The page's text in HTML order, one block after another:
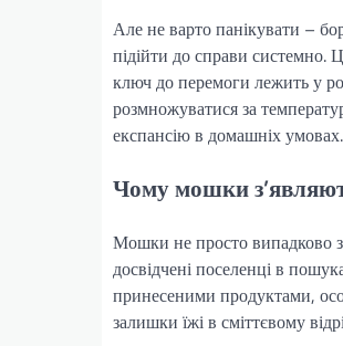
Але не варто панікувати –
підійти до справи
ключ до перемоги лежить у
розмножуватися за
експансію в домашніх умовах.
Чому мошки
Мошки не просто випадково
досвідчені поселенці в
принесеними продуктами,
залишки їжі в сміттєвому